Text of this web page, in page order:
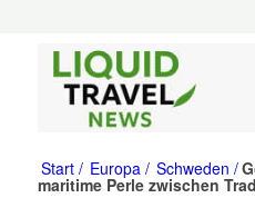
Start Europa Schweden
maritime Perle zwischen